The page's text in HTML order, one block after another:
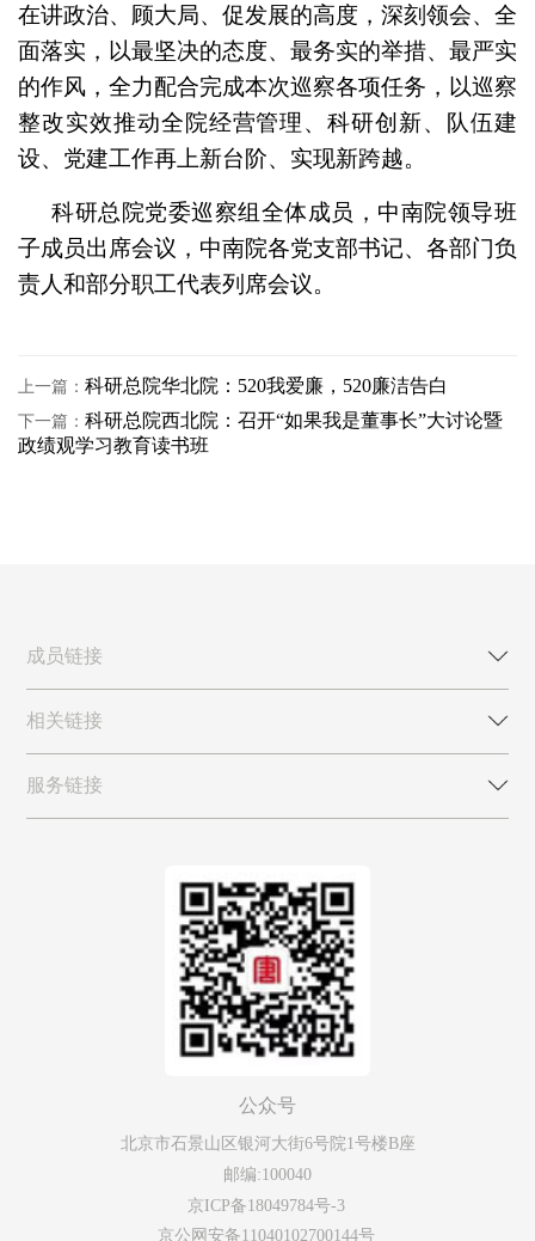
在讲政治、顾大局、促发展的高度，深刻领会、全
面落实，以最坚决的态度、最务实的举措、最严实
的作风，全力配合完成本次巡察各项任务，以巡察
整改实效推动全院经营管理、科研创新、队伍建
设、党建工作再上新台阶、实现新跨越。
科研总院党委巡察组全体成员，中南院领导班
子成员出席会议，中南院各党支部书记、各部门负
责人和部分职工代表列席会议。
上一篇： 科研总院华北院：520我爱廉，520廉洁告白
下一篇： 科研总院西北院：召开“如果我是董事长”大讨论暨
政绩观学习教育读书班
公众号
北京市石景山区银河大街6号院1号楼B座
邮编:100040
京ICP备18049784号-3
京公网安备11040102700144号
成员链接
相关链接
服务链接